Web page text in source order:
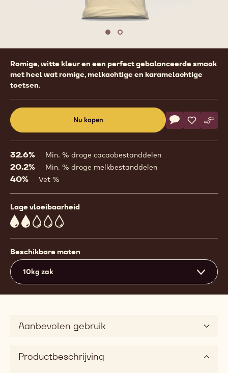
Move to slide 1
Move to slide 2
Product
information
Romige, witte kleur en een perfect gebalanceerde smaak
met heel wat romige, melkachtige en karamelachtige
toetsen.
Nu kopen
a
window)
Actions
Schrijf een
- CHW-Opslaan
- CHW-
-
32.6% Min. % droge cacaobestanddelen
20.2% Min. % droge melkbestanddelen
40% Vet %
Lage vloeibaarheid
2
Beschikbare maten
10kg zak
Aanbevolen gebruik
Productbeschrijving